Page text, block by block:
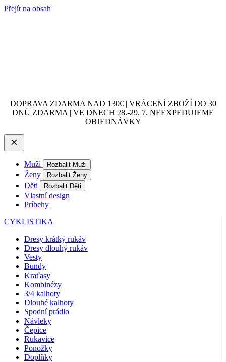
Přejít na obsah
DOPRAVA ZDARMA NAD 130€ | VRÁCENÍ ZBOŽÍ DO 30
DNŮ ZDARMA | VE DNECH 28.-29. 7. NEEXPEDUJEME
OBJEDNÁVKY
Muži Rozbalit Muži
Ženy Rozbalit Ženy
Děti Rozbalit Děti
Vlastní design
Príbehy
CYKLISTIKA
Dresy krátký rukáv
Dresy dlouhý rukáv
Vesty
Bundy
Kraťasy
Kombinézy
3/4 kalhoty
Dlouhé kalhoty
Spodní prádlo
Návleky
Čepice
Rukavice
Ponožky
Doplňky